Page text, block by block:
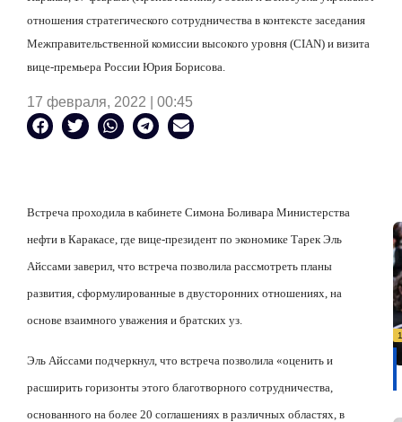
отношения стратегического сотрудничества в контексте заседания
Межправительственной комиссии высокого уровня (CIAN) и визита
вице-премьера России Юрия Борисова.
17 февраля, 2022 | 00:45
Встреча проходила в кабинете Симона Боливара Министерства
нефти в Каракасе, где вице-президент по экономике Тарек Эль
Айссами заверил, что встреча позволила рассмотреть планы
развития, сформулированные в двусторонних отношениях, на
основе взаимного уважения и братских уз.
Эль Айссами подчеркнул, что встреча позволила «оценить и
расширить горизонты этого благотворного сотрудничества,
основанного на более 20 соглашениях в различных областях, в